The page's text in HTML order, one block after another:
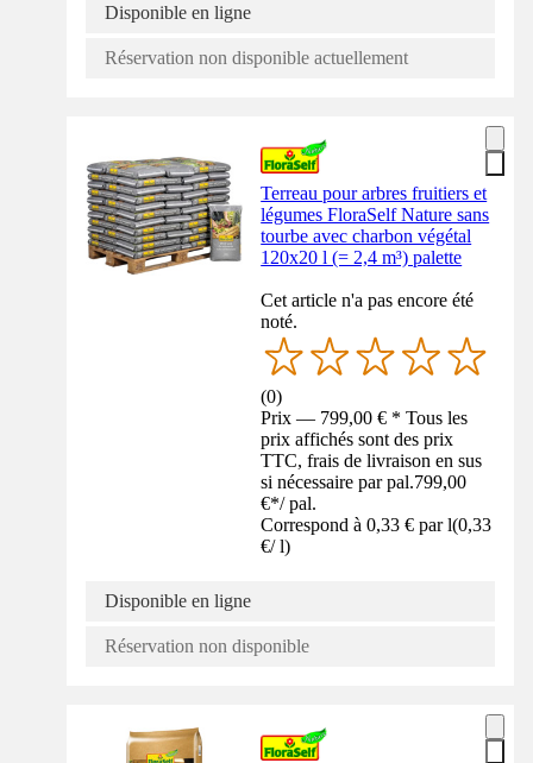
Disponible en ligne
Réservation non disponible actuellement
Terreau pour arbres fruitiers et
légumes FloraSelf Nature sans
tourbe avec charbon végétal
120x20 l (= 2,4 m³) palette
Cet article n'a pas encore été
noté.
(0)
Prix — 799,00 € * Tous les
prix affichés sont des prix
TTC, frais de livraison en sus
si nécessaire par pal.799,00
€*/ pal.
Correspond à 0,33 € par l(0,33
€/ l)
Disponible en ligne
Réservation non disponible